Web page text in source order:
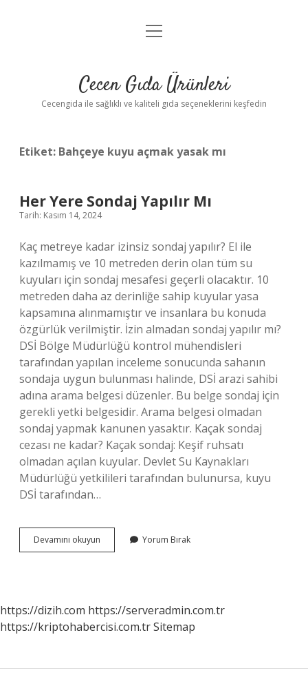
Anasayfa
Yasal Uyarı
menüyü
Cecen Gıda Ürünleri
Cecengida ile sağlıklı ve kaliteli gıda seçeneklerini keşfedin
Etiket: Bahçeye kuyu açmak yasak mı
Her Yere Sondaj Yapılır Mı
Tarih: Kasım 14, 2024
Kaç metreye kadar izinsiz sondaj yapılır? El ile
kazılmamış ve 10 metreden derin olan tüm su
kuyuları için sondaj mesafesi geçerli olacaktır. 10
metreden daha az derinliğe sahip kuyular yasa
kapsamına alınmamıştır ve insanlara bu konuda
özgürlük verilmiştir. İzin almadan sondaj yapılır mı?
DSİ Bölge Müdürlüğü kontrol mühendisleri
tarafından yapılan inceleme sonucunda sahanın
sondaja uygun bulunması halinde, DSİ arazi sahibi
adına arama belgesi düzenler. Bu belge sondaj için
gerekli yetki belgesidir. Arama belgesi olmadan
sondaj yapmak kanunen yasaktır. Kaçak sondaj
cezası ne kadar? Kaçak sondaj: Keşif ruhsatı
olmadan açılan kuyular. Devlet Su Kaynakları
Müdürlüğü yetkilileri tarafından bulunursa, kuyu
DSİ tarafından…
Devamını okuyun
Yere
Yorum Bırak
https://dizih.com https://serveradmin.com.tr
https://kriptohabercisi.com.trSitemap